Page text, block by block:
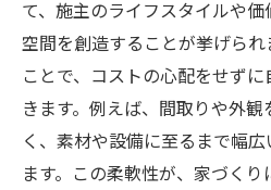
て、施主のライフスタイルや
空間を創造することが挙げら
ことで、コストの心配をせず
きます。例えば、間取りや外
く、素材や設備に至るまで幅
ます。この柔軟性が、家づく